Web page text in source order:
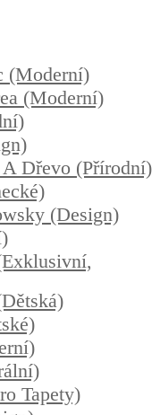
(moderní)
(moderní)
Dřevo (přírodní)
(design)
Tapety)